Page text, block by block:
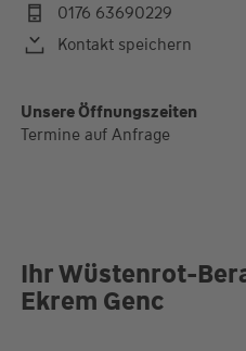
0176 63690229
Kontakt speichern
Unsere Öffnungszeiten
Termine auf Anfrage
Ihr Wüstenrot-
Ekrem Genc